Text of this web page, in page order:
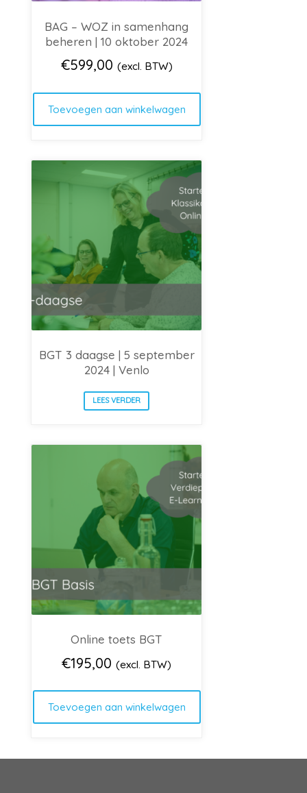
BAG – WOZ in samenhang
beheren | 10 oktober 2024
€599,00 (excl. BTW)
Toevoegen aan winkelwagen
BGT 3 daagse | 5 september
2024 | Venlo
LEES VERDER
Online toets BGT
€195,00 (excl. BTW)
Toevoegen aan winkelwagen